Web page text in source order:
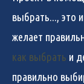
выбрать..., это
желает
как выбрать и
правильно